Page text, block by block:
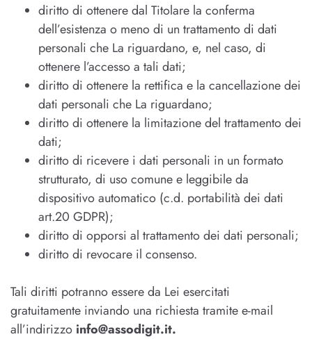
diritto di ottenere dal Titolare la conferma
dell’esistenza o meno di un trattamento di dati
personali che La riguardano, e, nel caso, di
ottenere l’accesso a tali dati;
diritto di ottenere la rettifica e la cancellazione dei
dati personali che La riguardano;
diritto di ottenere la limitazione del trattamento dei
dati;
diritto di ricevere i dati personali in un formato
strutturato, di uso comune e leggibile da
dispositivo automatico (c.d. portabilità dei dati
art.20 GDPR);
diritto di opporsi al trattamento dei dati personali;
diritto di revocare il consenso.
Tali diritti potranno essere da Lei esercitati
gratuitamente inviando una richiesta tramite e-mail
all’indirizzo info@assodigit.it.